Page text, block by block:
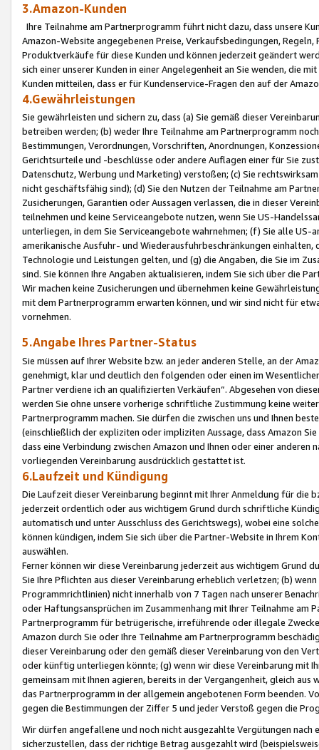
3.Amazon-Kunden
Ihre Teilnahme am Partnerprogramm führt nicht dazu, dass unsere
Amazon-Website angegebenen Preise, Verkaufsbedingungen,
Produktverkäufe für diese Kunden und können jederzeit geändert
sich einer unserer Kunden in einer Angelegenheit an Sie wenden, die
Kunden mitteilen, dass er für Kundenservice-Fragen den auf der
4.Gewährleistungen
Sie gewährleisten und sichern zu, dass (a) Sie gemäß dieser
betreiben werden; (b) weder Ihre Teilnahme am Partnerprogramm
Bestimmungen, Verordnungen, Vorschriften, Anordnungen,
Gerichtsurteile und -beschlüsse oder andere Auflagen einer für Sie
Datenschutz, Werbung und Marketing) verstoßen; (c) Sie
nicht geschäftsfähig sind); (d) Sie den Nutzen der Teilnahme am
Zusicherungen, Garantien oder Aussagen verlassen, die in dieser
teilnehmen und keine Serviceangebote nutzen, wenn Sie US-
unterliegen, in dem Sie Serviceangebote wahrnehmen; (f) Sie alle
amerikanische Ausfuhr- und Wiederausfuhrbeschränkungen
Technologie und Leistungen gelten, und (g) die Angaben, die Sie im
sind. Sie können Ihre Angaben aktualisieren, indem Sie sich über die
Wir machen keine Zusicherungen und übernehmen keine
mit dem Partnerprogramm erwarten können, und wir sind nicht für
vornehmen.
5.Angabe Ihres Partner-Status
Sie müssen auf Ihrer Website bzw. an jeder anderen Stelle, an der
genehmigt, klar und deutlich den folgenden oder einen im
Partner verdiene ich an qualifizierten Verkäufen“. Abgesehen von
werden Sie ohne unsere vorherige schriftliche Zustimmung keine
Partnerprogramm machen. Sie dürfen die zwischen uns und Ihnen
(einschließlich der expliziten oder impliziten Aussage, dass Amazon
dass eine Verbindung zwischen Amazon und Ihnen oder einer
vorliegenden Vereinbarung ausdrücklich gestattet ist.
6.Laufzeit und Kündigung
Die Laufzeit dieser Vereinbarung beginnt mit Ihrer Anmeldung für die
jederzeit ordentlich oder aus wichtigem Grund durch schriftliche
automatisch und unter Ausschluss des Gerichtswegs), wobei eine
können kündigen, indem Sie sich über die Partner-Website in Ihrem
auswählen.
Ferner können wir diese Vereinbarung jederzeit aus wichtigem Grund
Sie Ihre Pflichten aus dieser Vereinbarung erheblich verletzen; (b)
Programmrichtlinien) nicht innerhalb von 7 Tagen nach unserer
oder Haftungsansprüchen im Zusammenhang mit Ihrer Teilnahme am
Partnerprogramm für betrügerische, irreführende oder illegale
Amazon durch Sie oder Ihre Teilnahme am Partnerprogramm
dieser Vereinbarung oder den gemäß dieser Vereinbarung von den
oder künftig unterliegen könnte; (g) wenn wir diese Vereinbarung mit
gemeinsam mit Ihnen agieren, bereits in der Vergangenheit, gleich
das Partnerprogramm in der allgemein angebotenen Form beenden.
gegen die Bestimmungen der Ziffer 5 und jeder Verstoß gegen die
Wir dürfen angefallene und noch nicht ausgezahlte Vergütungen
sicherzustellen, dass der richtige Betrag ausgezahlt wird